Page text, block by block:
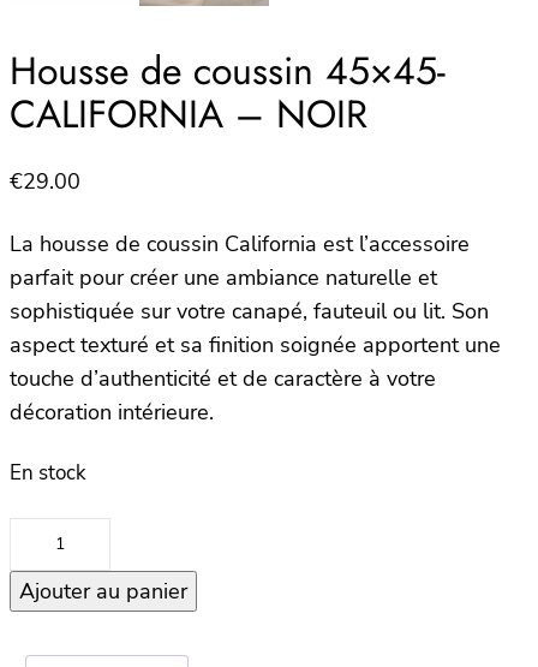
Housse de coussin 45×45-
CALIFORNIA – NOIR
€29.00
La housse de coussin California est l’accessoire
parfait pour créer une ambiance naturelle et
sophistiquée sur votre canapé, fauteuil ou lit. Son
aspect texturé et sa finition soignée apportent une
touche d’authenticité et de caractère à votre
décoration intérieure.
En stock
quantité
Housse
coussin
Ajouter au panier